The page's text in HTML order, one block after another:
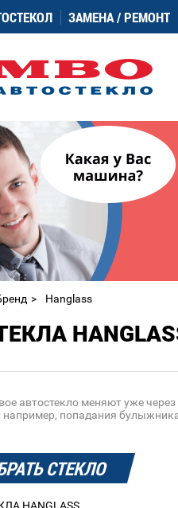
ЗАМЕНА / РЕМОНТ
Hanglass
автостекло меняют уже
например, попадания
СТЕКЛО